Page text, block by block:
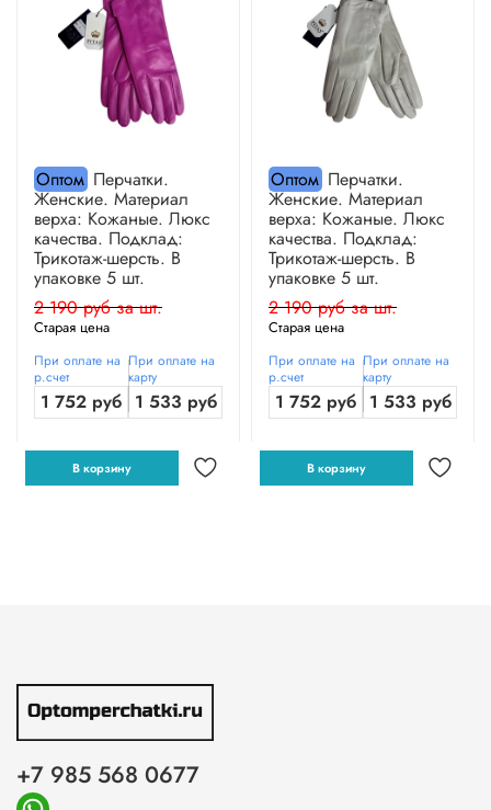
ОптомПерчатки.
Женские. Материал
верха: Кожаные. Люкс
качества. Подклад:
Трикотаж-шерсть. В
упаковке 5 шт.
2 190 руб за шт.
Старая цена
При оплате на
р.счет
1 752 руб
При оплате на
карту
1 533 руб
В корзину
ОптомПерчатки.
Женские. Материал
верха: Кожаные. Люкс
качества. Подклад:
Трикотаж-шерсть. В
упаковке 5 шт.
2 190 руб за шт.
Старая цена
При оплате на
р.счет
1 752 руб
При оплате на
карту
1 533 руб
В корзину
+7 985 568 0677